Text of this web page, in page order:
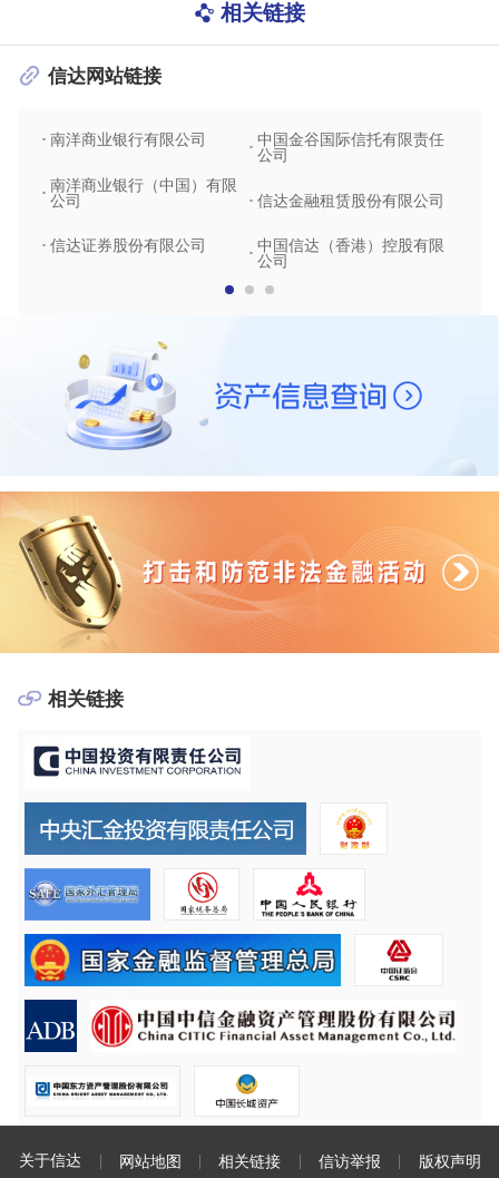
相关链接
信达网站链接
南洋商业银行有限公司
南洋商业银行（中国）有限
公司
信达证券股份有限公司
中国金谷国际信托有限责任
公司
信达金融租赁股份有限公司
中国信达（香港）控股有限
公司
相关链接
关于信达 网站地图 相关链接 信访举报 版权声明